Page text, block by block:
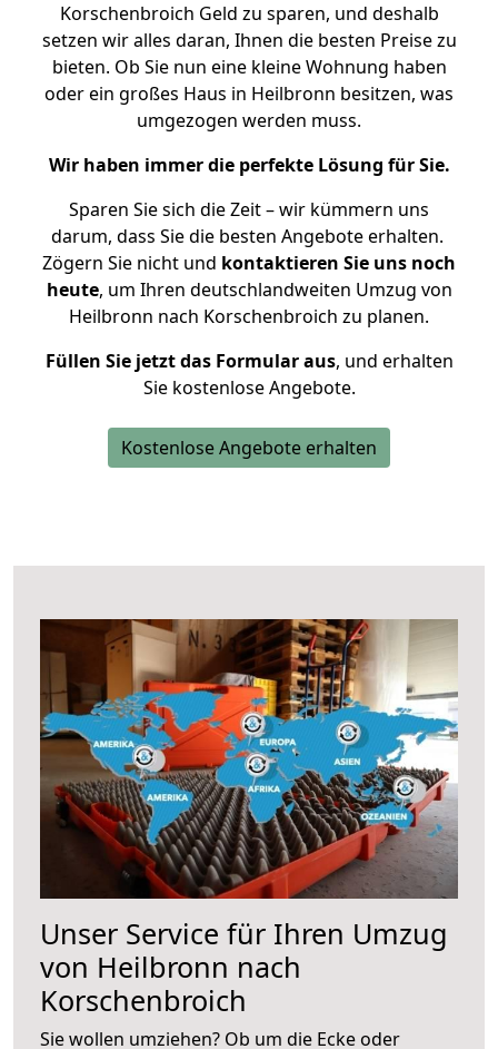
Korschenbroich Geld zu sparen, und deshalb
setzen wir alles daran, Ihnen die besten Preise zu
bieten. Ob Sie nun eine kleine Wohnung haben
oder ein großes Haus in Heilbronn besitzen, was
umgezogen werden muss.
Wir haben immer die perfekte Lösung für Sie.
Sparen Sie sich die Zeit – wir kümmern uns
darum, dass Sie die besten Angebote erhalten.
Zögern Sie nicht und kontaktieren Sie uns noch
heute, um Ihren deutschlandweiten Umzug von
Heilbronn nach Korschenbroich zu planen.
Füllen Sie jetzt das Formular aus, und erhalten
Sie kostenlose Angebote.
Kostenlose Angebote erhalten
Unser Service für Ihren Umzug
von Heilbronn nach
Korschenbroich
Sie wollen umziehen? Ob um die Ecke oder